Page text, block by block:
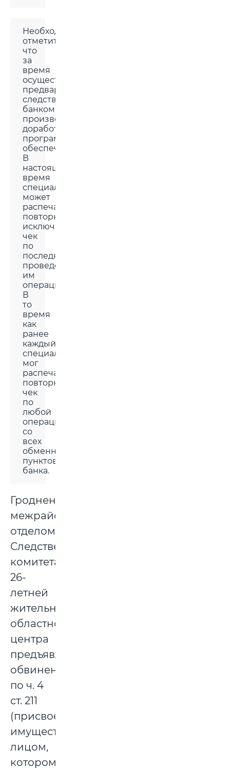
Необходимо
отметить,
что
за
время
осуществления
предварительного
следствия
банком
произведена
доработка
программного
обеспечения.
В
настоящее
время
специалист
может
распечатать
повторно
исключительно
чек
по
последней
проведенной
им
операции.
В
то
время
как
ранее
каждый
специалист
мог
распечатать
повторно
чек
по
любой
операции
со
всех
обменных
пунктов
банка.
Гродненским
межрайонным
отделом
Следственного
комитета
26-
летней
жительнице
областного
центра
предъявлено
обвинение
по ч. 4
ст. 211
(присвоение
имущества
лицом,
которому